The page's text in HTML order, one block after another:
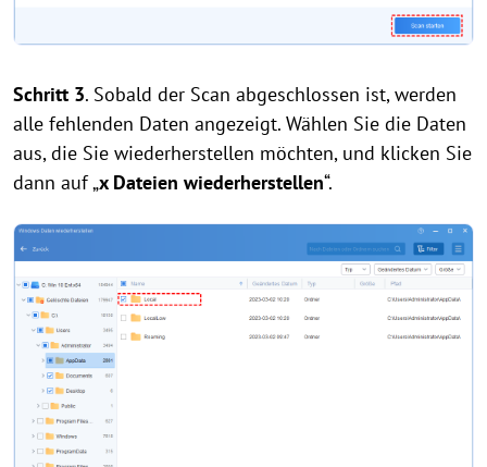
Schritt 3. Sobald der Scan abgeschlossen ist, werden
alle fehlenden Daten angezeigt. Wählen Sie die Daten
aus, die Sie wiederherstellen möchten, und klicken Sie
dann auf „x Dateien wiederherstellen“.